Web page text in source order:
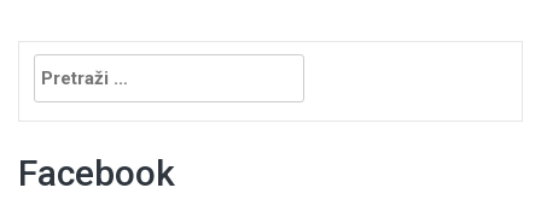
Pretraga:
Facebook